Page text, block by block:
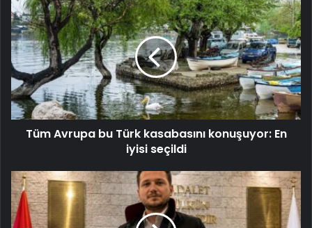
Tüm Avrupa bu Türk kasabasını konuşuyor: En
iyisi seçildi